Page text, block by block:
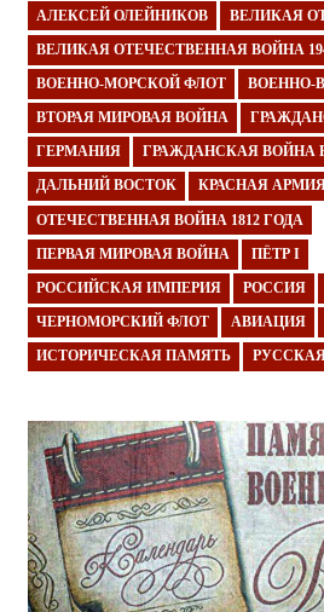
АЛЕКСЕЙ ОЛЕЙНИКОВ ВЕЛИКАЯ
ВЕЛИКАЯ ОТЕЧЕСТВЕННАЯ ВОЙНА
ВОЕННО-МОРСКОЙ ФЛОТ ВОЕННО-
ВТОРАЯ МИРОВАЯ ВОЙНА
ГЕРМАНИЯ ГРАЖДАНСКАЯ ВОЙНА
ДАЛЬНИЙ ВОСТОК КРАСНАЯ
ОТЕЧЕСТВЕННАЯ ВОЙНА 1812 ГОДА
ПЕРВАЯ МИРОВАЯ ВОЙНА ПЁТР I
РОССИЙСКАЯ ИМПЕРИЯ РОССИЯ
ЧЕРНОМОРСКИЙ ФЛОТ АВИАЦИЯ
ИСТОРИЧЕСКАЯ ПАМЯТЬ